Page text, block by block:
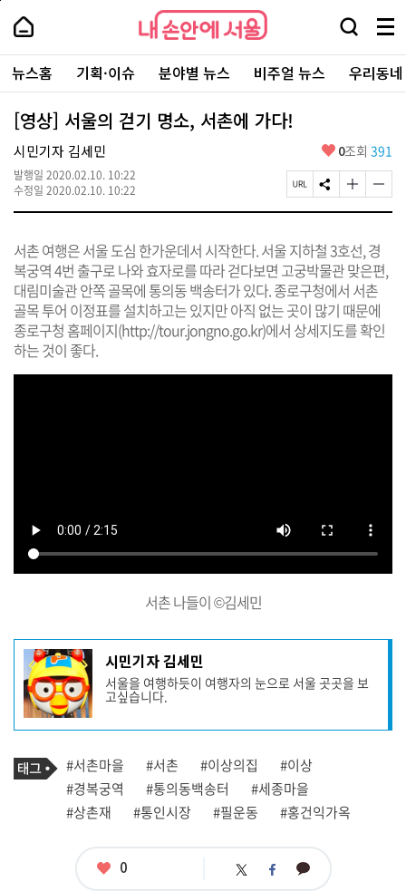
본
로
가
내
손
안
에
서
울
-
서
울
시
대
표
소
포
털
내
손
에
울
검
창
열
기
메
뉴
전
체
보
주
요
서
뉴스홈 기획·이슈 분야별 뉴스 비주얼 뉴스 우리동
[영상] 서울의 걷기 명소, 서촌에 가다!
시민기자 김세민
발행일 2020.02.10. 10:22
수정일 2020.02.10. 10:22
좋
요
0조회 391
페
이
R
L
복
사
S
N
유
하
기
글
자
크
게
변
경
하
기
글
자
작
게
변
경
하
기
서촌 여행은 서울 도심 한가운데서 시작한다. 서울 지하철 3호선, 경
복궁역 4번 출구로 나와 효자로를 따라 걷다보면 고궁박물관 맞은편,
대림미술관 안쪽 골목에 통의동 백송터가 있다. 종로구청에서 서촌
골목 투어 이정표를 설치하고는 있지만 아직 없는 곳이 많기 때문에
종로구청 홈페이지(http://tour.jongno.go.kr)에서 상세지도를 확인
하는 것이 좋다.
서촌 나들이 ©김세민
기
사
작
성
자
프
필
시민기자 김세민
서울을 여행하듯이 여행자의 눈으로 서울 곳곳을 보
고싶습니다.
기
사
관
련
태
태
그
#서촌마을 #서촌 #이상의집
#이상
#경복궁역
#통의동백송터
#세종마을
#상촌재
#통인시장 #필운동 #홍건익가옥
좋
0 트 페 카
페
상
단
로